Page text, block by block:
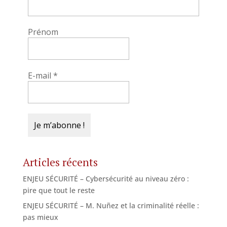
Prénom
E-mail *
Articles récents
ENJEU SÉCURITÉ – Cybersécurité au niveau zéro :
pire que tout le reste
ENJEU SÉCURITÉ – M. Nuñez et la criminalité réelle :
pas mieux